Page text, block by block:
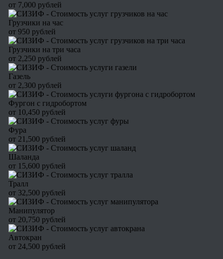
от 7,000 рублей
Грузчики на час
от 950 рублей
Грузчики на три часа
от 2,250 рублей
Газель
от 2,300 рублей
Фургон с гидробортом
от 10,450 рублей
Фура
от 21,500 рублей
Шаланда
от 15,600 рублей
Тралл
от 32,500 рублей
Манипулятор
от 20,750 рублей
Автокран
от 24,500 рублей